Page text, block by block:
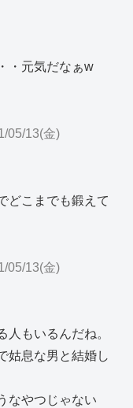
・元気だなぁw
05/13(金)
どこまでも鍛えて
05/13(金)
もいるんだね。
姑息な男と結婚し
なやつじゃない